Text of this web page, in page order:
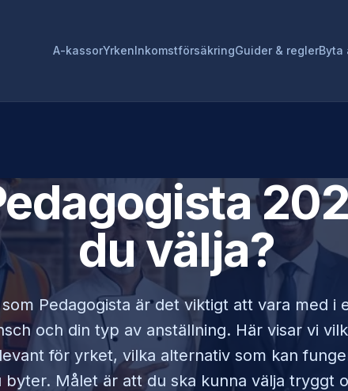
A-kassorYrkenInkomstförsäkringGuider & reglerByta
du välja?
Pedagogista är det viktigt att vara med i
och din typ av anställning. Här visar vi
för yrket, vilka alternativ som kan
byter. Målet är att du ska kunna välja tryggt